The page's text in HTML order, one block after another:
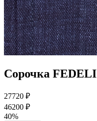
Сорочка FEDELI
27720 ₽
46200 ₽
40%